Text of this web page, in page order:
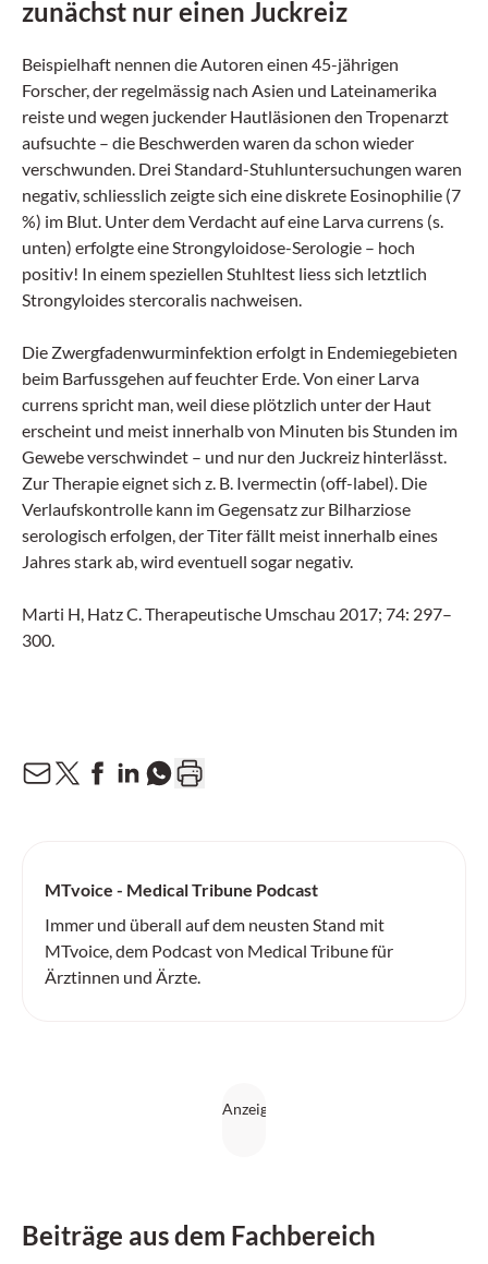
zunächst nur einen Juckreiz
Beispielhaft nennen die Autoren einen 45-jährigen
Forscher, der regelmässig nach Asien und Latein­amerika
reiste und wegen juckender Hautläsionen den Tropenarzt
aufsuchte – die Beschwerden waren da schon wieder
verschwunden. Drei Standard-Stuhluntersuchungen waren
negativ, schliesslich zeigte sich eine diskrete Eosinophilie (7
%) im Blut. Unter dem Verdacht auf eine Larva currens (s.
unten) erfolgte eine Strongyloidose-Serologie – hoch
positiv! In einem speziellen Stuhltest liess sich letztlich
Strongyloides stercoralis nachweisen.
Die Zwergfadenwurminfektion erfolgt in Endemiegebieten
beim Barfussgehen auf feuchter Erde. Von einer Larva
currens spricht man, weil diese plötzlich unter der Haut
erscheint und meist innerhalb von Minuten bis Stunden im
Gewebe verschwindet – und nur den Juckreiz hinterlässt.
Zur Therapie eignet sich z. B. Ivermectin (off-label). Die
Verlaufskontrolle kann im Gegensatz zur Bilharziose
serologisch erfolgen, der Titer fällt meist innerhalb eines
Jahres stark ab, wird eventuell sogar negativ.
Marti H, Hatz C. Therapeutische Umschau 2017; 74: 297–
300.
MTvoice - Medical Tribune Podcast
Immer und überall auf dem neusten Stand mit
MTvoice, dem Podcast von Medical Tribune für
Ärztinnen und Ärzte.
Beiträge aus dem Fachbereich